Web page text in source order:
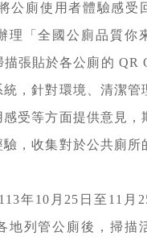
公廁使用者體驗感受
理「全國公廁品質你
張貼於各公廁的 QR
統，針對環境、清潔管
受等方面提供意見，
驗，收集對於公共廁所
年10月25日至11月
地列管公廁後，掃描